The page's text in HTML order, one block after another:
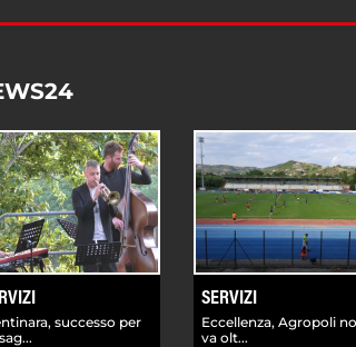
successo per
SERVIZI
Eccellenza, Agropoli
va olt...